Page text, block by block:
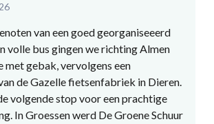
van een goed georganiseeerd
volle bus gingen we richting Almen
gebak, vervolgens een
de Gazelle fietsenfabriek in Dieren.
volgende stop voor een prachtige
In Groessen werd De Groene Schuur